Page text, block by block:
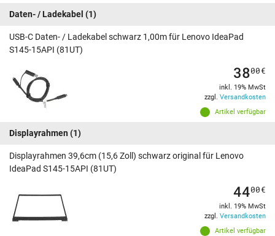
Daten- / Ladekabel (1)
USB-C Daten- / Ladekabel schwarz 1,00m für Lenovo IdeaPad
S145-15API (81UT)
Artikel verfügbar
3800€
inkl. 19% MwSt
zzgl. Versandkosten
Displayrahmen (1)
Displayrahmen 39,6cm (15,6 Zoll) schwarz original für Lenovo
IdeaPad S145-15API (81UT)
Artikel verfügbar
4400€
inkl. 19% MwSt
zzgl. Versandkosten